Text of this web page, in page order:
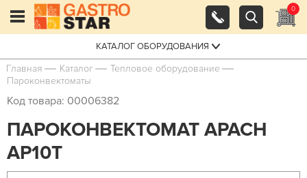
0
КАТАЛОГ ОБОРУДОВАНИЯ
Главная Каталог
Тепловое оборудование
Пароконвектоматы
Код товара: 00006382
ПАРОКОНВЕКТОМАТ APACH
AP10T